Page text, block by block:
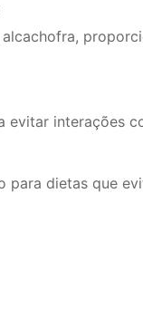
evitar interações
para dietas que